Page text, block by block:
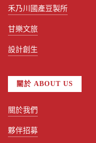
禾乃川國產豆製所
甘樂文旅
設計創生
關於 ABOUT US
關於我們
夥伴招募